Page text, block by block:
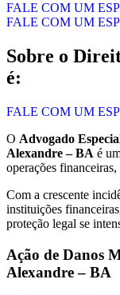
FALE COM UM
FALE COM UM
Sobre o
é:
FALE COM UM
O Advogado
Alexandre – BA é
operações
Com a crescente
instituições
proteção legal se
Ação de Danos
Alexandre – BA